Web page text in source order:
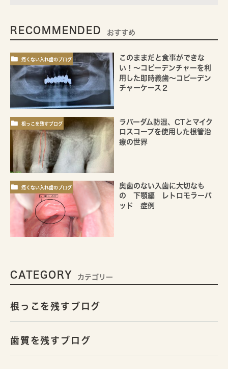
RECOMMENDED おすすめ
痛くない入れ歯のブログ
このままだと食事ができな
い！～コピーデンチャーを利
用した即時義歯～コピーデン
チャーケース２
根っこを残すブログ
ラバーダム防湿、CTとマイク
ロスコープを使用した根管治
療の世界
痛くない入れ歯のブログ
奥歯のない入歯に大切なも
の 下顎編 レトロモラーパ
ッド 症例
CATEGORY カテゴリー
根っこを残すブログ
歯質を残すブログ